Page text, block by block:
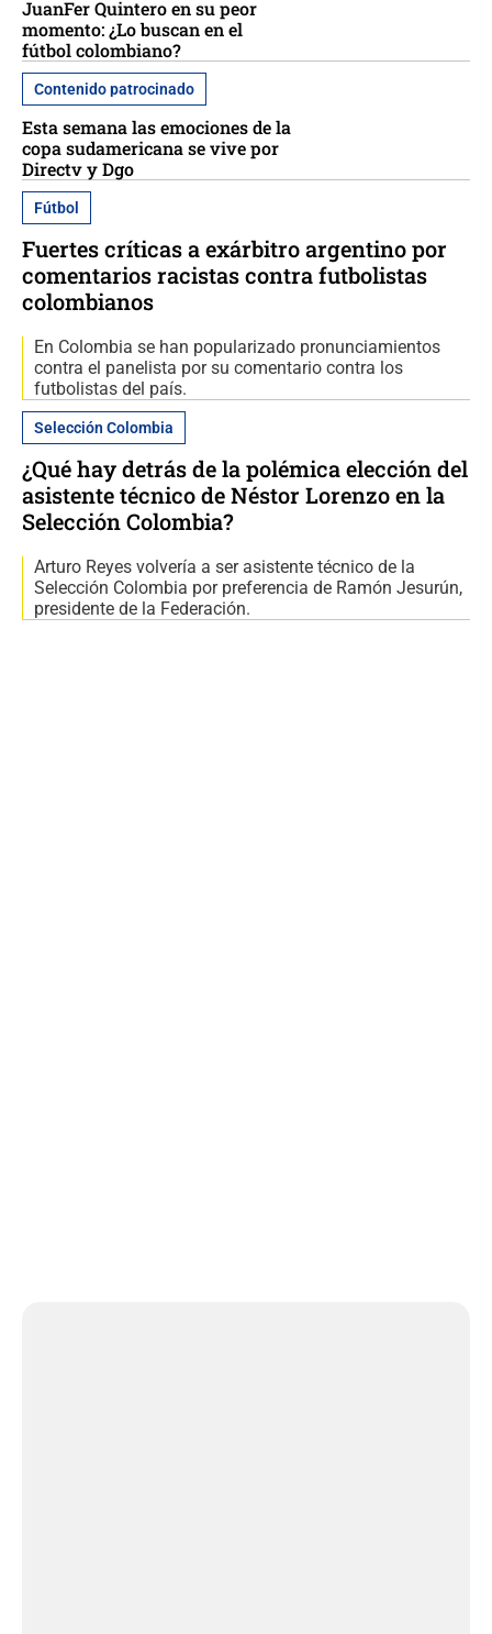
JuanFer Quintero en su peor
momento: ¿Lo buscan en el
fútbol colombiano?
Contenido patrocinado
Esta semana las emociones de la
copa sudamericana se vive por
Directv y Dgo
Fútbol
Fuertes críticas a exárbitro argentino por
comentarios racistas contra futbolistas
colombianos
En Colombia se han popularizado pronunciamientos
contra el panelista por su comentario contra los
futbolistas del país.
Selección Colombia
¿Qué hay detrás de la polémica elección del
asistente técnico de Néstor Lorenzo en la
Selección Colombia?
Arturo Reyes volvería a ser asistente técnico de la
Selección Colombia por preferencia de Ramón Jesurún,
presidente de la Federación.